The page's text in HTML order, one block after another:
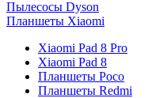
Пылесосы Dyson
Планшеты Xiaomi
Xiaomi Pad 8 Pro
Xiaomi Pad 8
Планшеты Poco
Планшеты Redmi